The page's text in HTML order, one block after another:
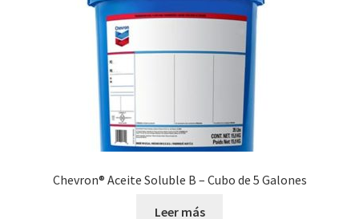
Chevron® Aceite Soluble B – Cubo de 5 Galones
Leer más